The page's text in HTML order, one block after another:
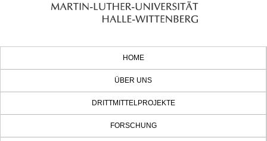
HOME
ÜBER UNS
DRITTMITTELPROJEKTE
FORSCHUNG